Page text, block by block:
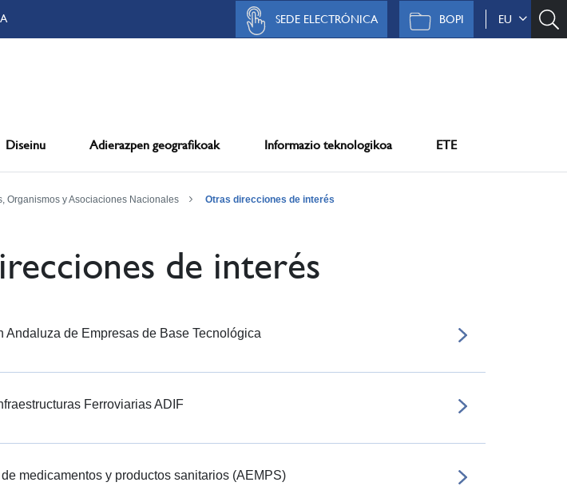
EU
BOPI
SEDE ELECTRÓNICA
Diseinu Adierazpen geografikoak Informazio teknologikoa ETE
Organismos y Asociaciones Nacionales Otras direcciones de interés
de interés
Andaluza de Empresas de Base Tecnológica
Ferroviarias ADIF
medicamentos y productos sanitarios (AEMPS)